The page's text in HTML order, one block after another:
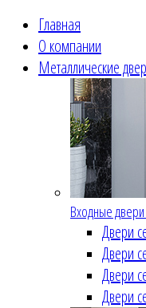
Главная
О компании
Металлические
Входные двери
Двери
Двери
Двери
Двери